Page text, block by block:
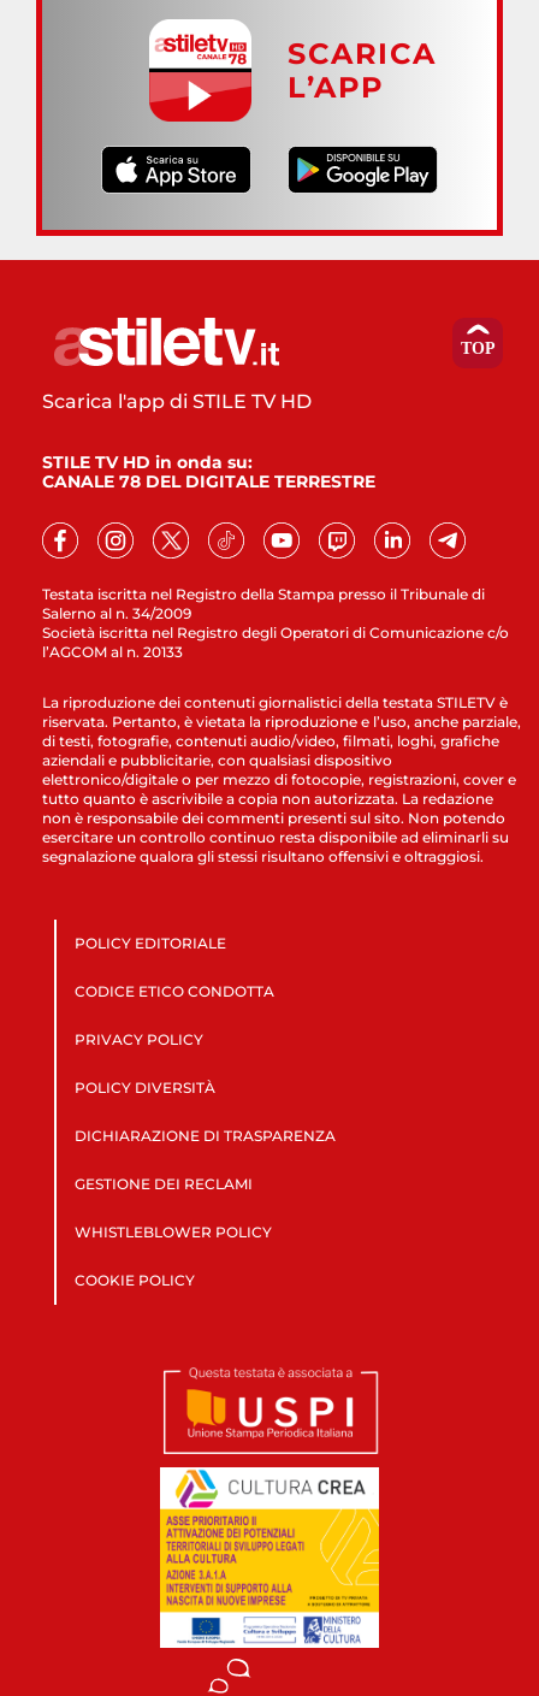
SCARICA
L’APP
Testata iscritta nel Registro della Stampa presso il Tribunale di
Salerno al n. 34/2009
Società iscritta nel Registro degli Operatori di Comunicazione c/o
l’AGCOM al n. 20133
Scarica l'app di STILE TV HD
STILE TV HD in onda su:
CANALE 78 DEL DIGITALE TERRESTRE
La riproduzione dei contenuti giornalistici della testata STILETV è
riservata. Pertanto, è vietata la riproduzione e l’uso, anche parziale,
di testi, fotografie, contenuti audio/video, filmati, loghi, grafiche
aziendali e pubblicitarie, con qualsiasi dispositivo
elettronico/digitale o per mezzo di fotocopie, registrazioni, cover e
tutto quanto è ascrivibile a copia non autorizzata. La redazione
non è responsabile dei commenti presenti sul sito. Non potendo
esercitare un controllo continuo resta disponibile ad eliminarli su
segnalazione qualora gli stessi risultano offensivi e oltraggiosi.
POLICY EDITORIALE
CODICE ETICO CONDOTTA
PRIVACY POLICY
POLICY DIVERSITÀ
DICHIARAZIONE DI TRASPARENZA
GESTIONE DEI RECLAMI
WHISTLEBLOWER POLICY
COOKIE POLICY